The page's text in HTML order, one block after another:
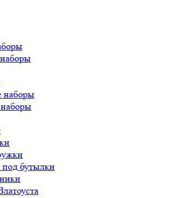
наборы
бутылки